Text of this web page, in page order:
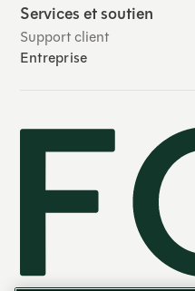
Services et soutien
Support client
Entreprise